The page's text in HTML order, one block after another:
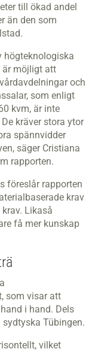
till ökad andel
än den som
högteknologiska
är möjligt att
och
som enligt
kvm, är inte
kräver stora ytor
spännvidder
säger Cristiana
rapporten.
föreslår rapporten
krav
Likaså
få mer kunskap
som visar att
i hand. Dels
Tübingen.
vilket